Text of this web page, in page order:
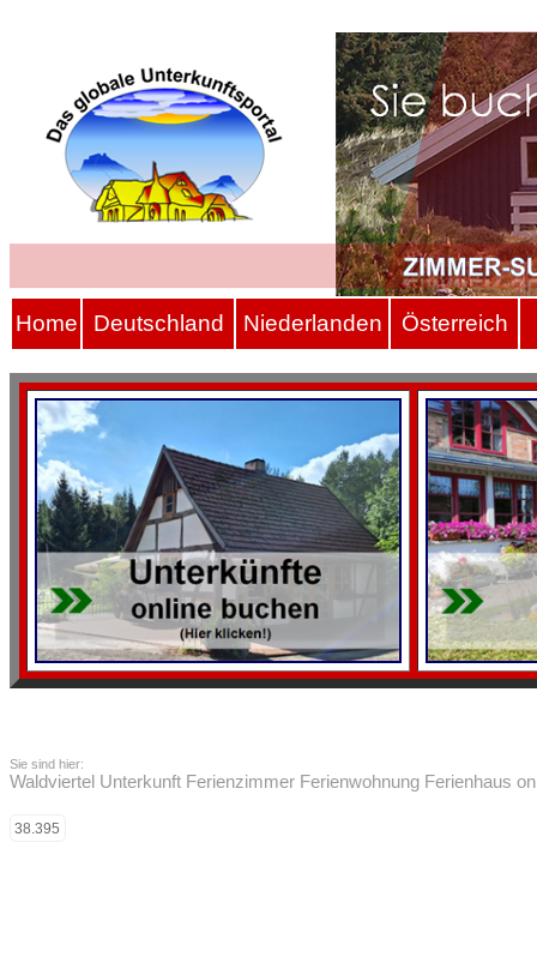
Home Deutschland Niederlanden Österreich
Sie sind hier:
Waldviertel Unterkunft Ferienzimmer Ferienwohnung Ferienhaus
38.395